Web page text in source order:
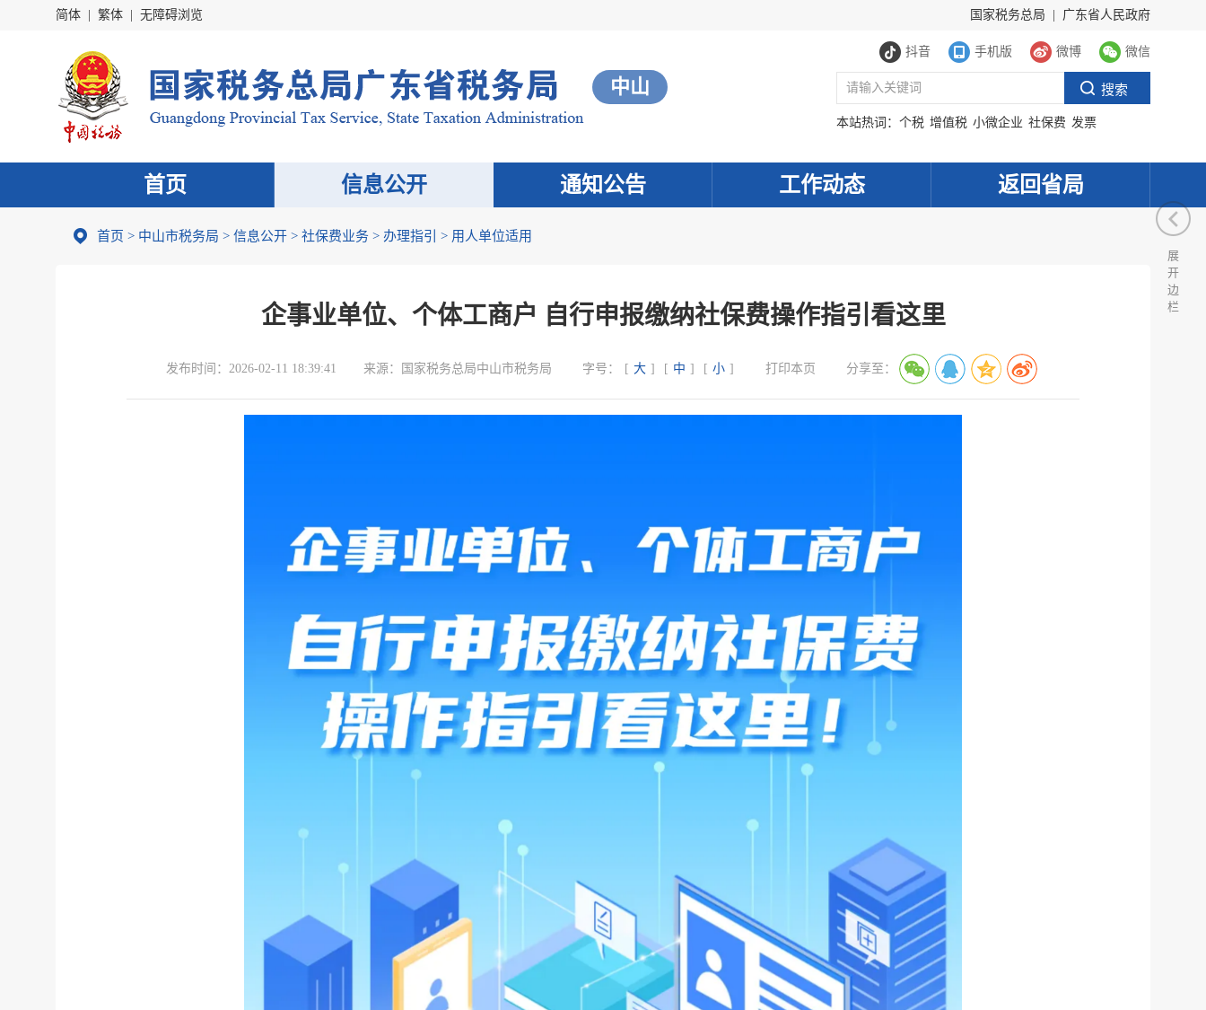
简体 繁体 无障碍浏览 国家税务总局 广东省人民政府
抖音 手机版 微博 微信
中山
本站热词： 个税 增值税 小微企业 社保费 发票
首页 信息公开 通知公告 工作动态 返回省局
首页 > 中山市税务局 > 信息公开 > 社保费业务 > 办理指引 > 用人单位适用
企事业单位、个体工商户 自行申报缴纳社保费操作指引看这里
发布时间： 2026-02-11 18:39:41 来源： 国家税务总局中山市税务局 字号： [ 大 ] [ 中 ] [ 小 ] 打印本页 分享至：
展
开
边
栏